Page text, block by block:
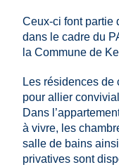
Ceux-ci font partie
dans le cadre du
la Commune de
Les résidences
pour allier
Dans
à vivre, les
salle de bains
privatives sont